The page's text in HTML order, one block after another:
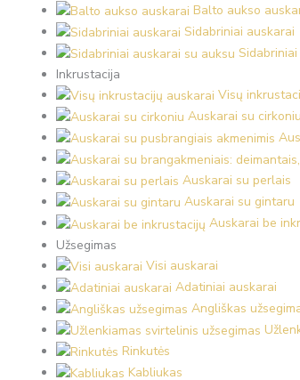
Balto aukso
Sidabriniai auskarai
Inkrustacija
Visų
Auskarai su cirkoniu
Auskarai su perlais
Auskarai su gintaru
Auskarai be
Užsegimas
Visi auskarai
Adatiniai auskarai
Angliškas
Rinkutės
Kabliukas